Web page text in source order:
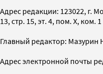
Адрес редакции: 123022, г.
13, стр. 15, эт. 4, пом. X, ком. 1
Главный редактор: Мазурин
Адрес электронной почты